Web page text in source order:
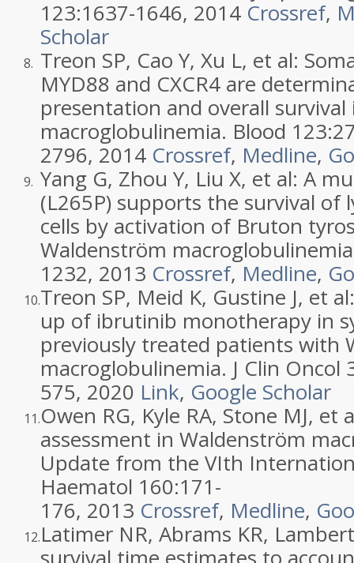
123:1637-1646, 2014 Crossref,
Scholar
8. Treon SP, Cao Y, Xu L, et al:
MYD88 and CXCR4 are
presentation and overall
macroglobulinemia. Blood 123:
2796, 2014 Crossref, Medline,
9. Yang G, Zhou Y, Liu X, et al: A
(L265P) supports the survival of
cells by activation of Bruton
Waldenström macroglobulinemia
1232, 2013 Crossref, Medline,
10.Treon SP, Meid K, Gustine J, et
up of ibrutinib monotherapy in
previously treated patients with
macroglobulinemia. J Clin Oncol
575, 2020 Link, Google Scholar
11.Owen RG, Kyle RA, Stone MJ, et
assessment in Waldenström
Update from the VIth
Haematol 160:171-
176, 2013 Crossref, Medline,
12.Latimer NR, Abrams KR,